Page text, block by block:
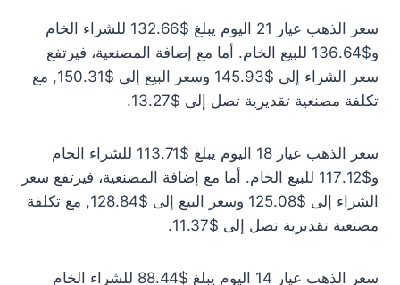
سعر الذهب عيار 21 اليوم يبلغ $132.66 للشراء الخام
و$136.64 للبيع الخام. أما مع إضافة المصنعية، فيرتفع
سعر الشراء إلى $145.93 وسعر البيع إلى $150.31, مع
تكلفة مصنعية تقديرية تصل إلى $13.27.
سعر الذهب عيار 18 اليوم يبلغ $113.71 للشراء الخام
و$117.12 للبيع الخام. أما مع إضافة المصنعية، فيرتفع سعر
الشراء إلى $125.08 وسعر البيع إلى $128.84, مع تكلفة
مصنعية تقديرية تصل إلى $11.37.
سعر الذهب عيار 14 اليوم يبلغ $88.44 للشراء الخام